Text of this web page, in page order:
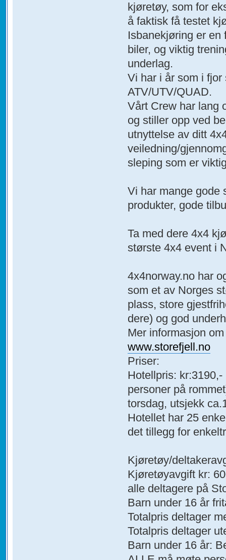
kjøretøy, som for
å faktisk få testet
Isbanekjøring er en
biler, og viktig
underlag.
Vi har i år som i
ATV/UTV/QUAD.
Vårt Crew har lang
og stiller opp ved
utnyttelse av ditt
veiledning/
sleping som er
Vi har mange gode
produkter, gode
Ta med dere 4x4
største 4x4 event i
4x4norway.no har
som et av Norges
plass, store
dere) og god
Mer informasjon
www.storefjell.no
Priser:
Hotellpris:
personer på
torsdag, utsjekk
Hotellet har 25
det tillegg for
Kjøretøy/
Kjøretøyavgift kr:
alle deltagere på
Barn under 16 år
Totalpris deltager
Totalpris deltager
Barn under 16 år: